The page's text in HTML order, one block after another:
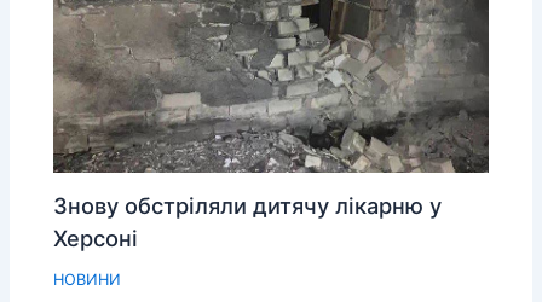
Знову обстріляли дитячу лікарню у
Херсоні
НОВИНИ